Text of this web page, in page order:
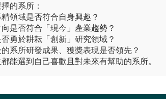
的系所：
精領域是否符合自身興趣？
向是否符合「現今」產業趨勢？
勇於耕耘「創新」研究領域？
系所研發成果、獲獎表現是否領先？
能選到自己喜歡且對未來有幫助的系所。